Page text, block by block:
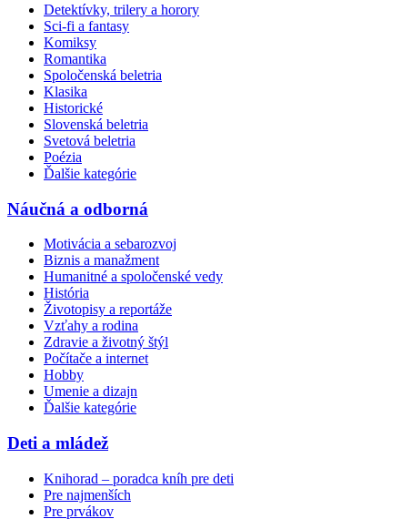
Detektívky, trilery a horory
Sci-fi a fantasy
Komiksy
Romantika
Spoločenská beletria
Klasika
Historické
Slovenská beletria
Svetová beletria
Poézia
Ďalšie kategórie
Náučná a odborná
Motivácia a sebarozvoj
Biznis a manažment
Humanitné a spoločenské vedy
História
Životopisy a reportáže
Vzťahy a rodina
Zdravie a životný štýl
Počítače a internet
Hobby
Umenie a dizajn
Ďalšie kategórie
Deti a mládež
Knihorad – poradca kníh pre deti
Pre najmenších
Pre prvákov